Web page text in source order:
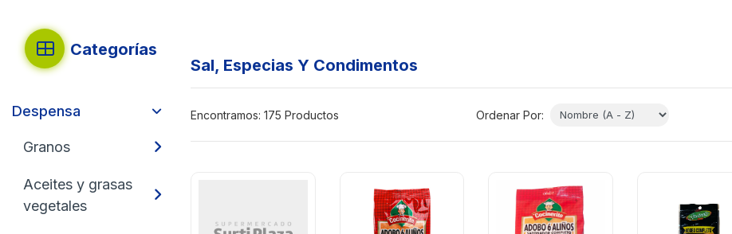
Categorías
Despensa
Granos
Aceites y grasas
vegetales
Sal, Especias Y Condimentos
Encontramos: 175 Productos Ordenar Por: